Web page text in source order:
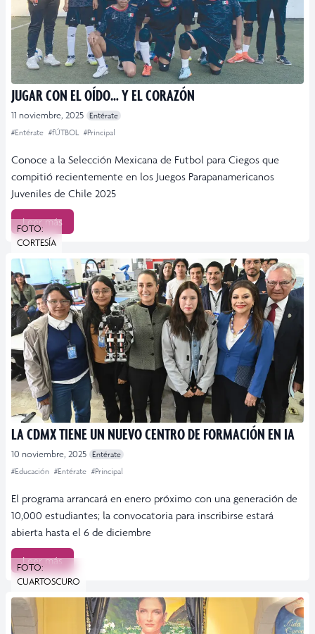
JUGAR CON EL OÍDO… Y EL CORAZÓN
11 noviembre, 2025 Entérate
#Entérate #fÚTBOL #Principal
Conoce a la Selección Mexicana de Futbol para Ciegos que
compitió recientemente en los Juegos Parapanamericanos
Juveniles de Chile 2025
Leer más
FOTO:
CORTESÍA
LA CDMX TIENE UN NUEVO CENTRO DE FORMACIÓN EN IA
10 noviembre, 2025 Entérate
#Educación #Entérate #Principal
El programa arrancará en enero próximo con una generación de
10,000 estudiantes; la convocatoria para inscribirse estará
abierta hasta el 6 de diciembre
Leer más
FOTO:
CUARTOSCURO